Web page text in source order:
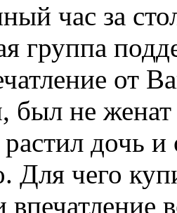
час за
группа
от
был не
дочь
Для чего
впечатление